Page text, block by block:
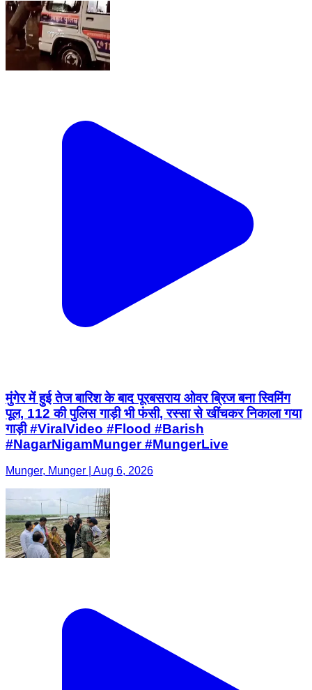
मुंगेर में हुई तेज बारिश के बाद पूरबसराय ओवर ब्रिज बना स्विमिंग
पूल, 112 की पुलिस गाड़ी भी फंसी, रस्सा से खींचकर निकाला गया
गाड़ी #ViralVideo #Flood #Barish
#NagarNigamMunger #MungerLive
Munger, Munger | Aug 6, 2026